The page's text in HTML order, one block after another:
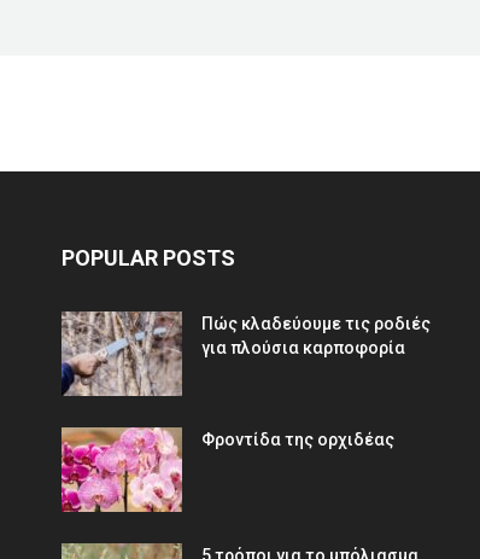
POPULAR POSTS
Πώς κλαδεύουμε τις ροδιές
για πλούσια καρποφορία
Φροντίδα της ορχιδέας